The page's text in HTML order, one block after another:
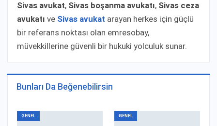
Sivas avukat, Sivas boşanma avukatı, Sivas ceza
avukatı ve Sivas avukat arayan herkes için güçlü
bir referans noktası olan emresobay,
müvekkillerine güvenli bir hukuki yolculuk sunar.
Bunları Da Beğenebilirsin
GENEL GENEL